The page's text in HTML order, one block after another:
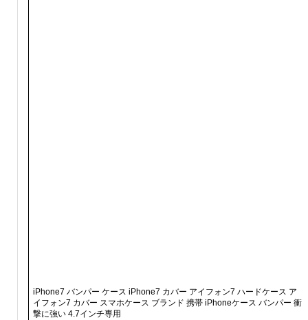
iPhone7 バンパー ケース iPhone7 カバー アイフォン7 ハードケース ア
イフォン7 カバー スマホケース ブランド 携帯 iPhoneケース バンパー 衝
撃に強い 4.7インチ専用